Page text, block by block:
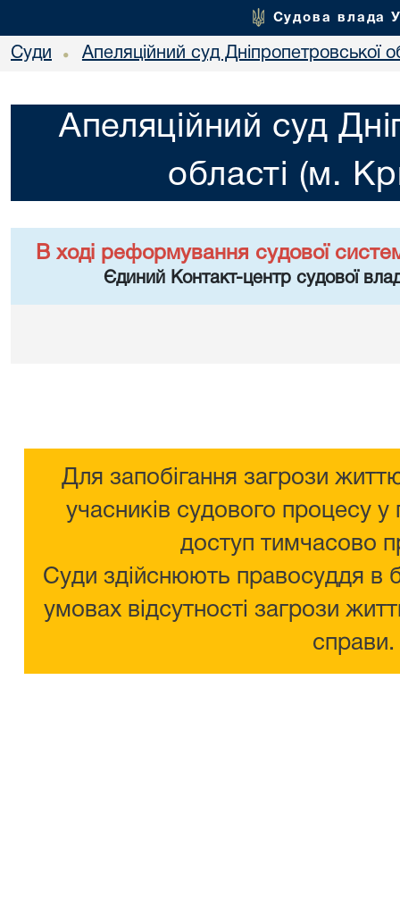
Судова влада
Суди • Апеляційний суд Дніпропетровської
Апеляційний суд
області (м.
В ході реформування судової
Єдиний Контакт-центр судової
Для запобігання загрози
учасників судового процесу у
доступ тимчасово
Суди здійснюють правосуддя в
умовах відсутності загрози
справи.